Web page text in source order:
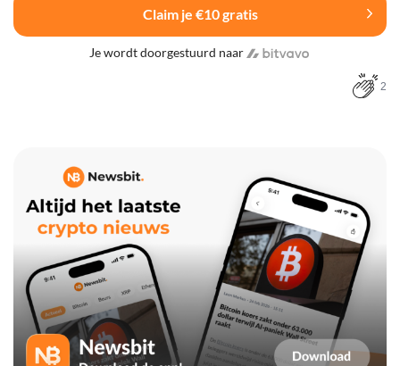
Claim je €10 gratis
Je wordt doorgestuurd naar
2